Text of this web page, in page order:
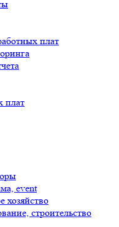
плат
плат
event
хозяйство
строительство